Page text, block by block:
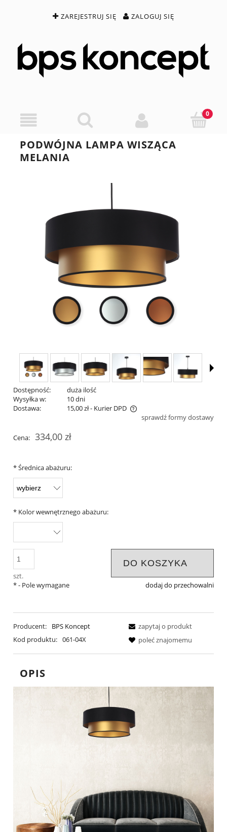
ZAREJESTRUJ SIĘ ZALOGUJ SIĘ
PODWÓJNA LAMPA WISZĄCA
MELANIA
Dostępność:
duża ilość
Wysyłka w:
10 dni
Dostawa:
15,00 zł- Kurier DPD
Cena nie zawiera ewentualnych kosztów płatnościsprawdź formy dostawy
Cena: 334,00 zł
*Średnica abażuru:
* Kolor wewnętrznego abażuru:
szt.
DO KOSZYKA
dodaj do przechowalni
*- Pole wymagane
Producent:
BPS Koncept
Kod produktu: 061-04X
zapytaj o produkt
poleć znajomemu
OPIS